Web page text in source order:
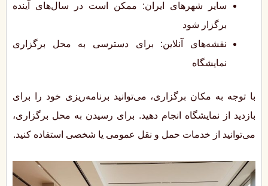
سایر شهرهای ایران: ممکن است در سال‌های آینده
برگزار شود
نقشه‌های آنلاین: برای دسترسی به محل برگزاری
نمایشگاه
با توجه به مکان برگزاری، می‌توانید برنامه‌ریزی خود را برای
بازدید از نمایشگاه انجام دهید. برای رسیدن به محل برگزاری،
می‌توانید از خدمات حمل و نقل عمومی یا شخصی استفاده کنید.